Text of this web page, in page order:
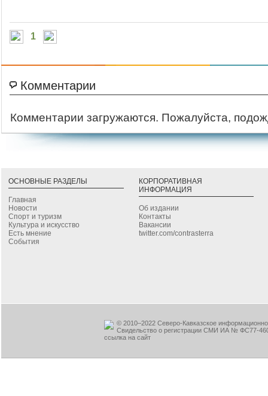
1
Комментарии
Комментарии загружаются. Пожалуйста,
ОСНОВНЫЕ РАЗДЕЛЫ
Главная
Новости
Спорт и туризм
Культура и искусство
Есть мнение
События
КОРПОРАТИВНАЯ
ИНФОРМАЦИЯ
Об издании
Контакты
Вакансии
twitter.com/contrasterra
© 2010–2022 Северо-Кавказское
Свидельство о регистрации СМИ ИА № ФС77-
ссылка на сайт